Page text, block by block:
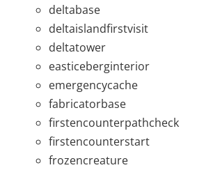
deltabase
deltaislandfirstvisit
deltatower
easticeberginterior
emergencycache
fabricatorbase
firstencounterpathcheck
firstencounterstart
frozencreature